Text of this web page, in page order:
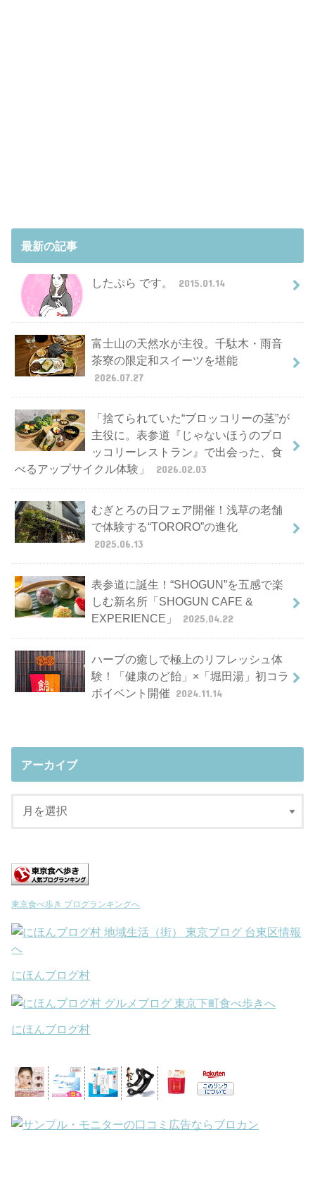
最新の記事
したぷら です。 2015.01.14
富士山の天然水が主役。千駄木・雨音
茶寮の限定和スイーツを堪能
2026.07.27
「捨てられていた“ブロッコリーの茎”が
主役に。表参道『じゃないほうのブロ
ッコリーレストラン』で出会った、食
べるアップサイクル体験」
2026.02.03
むぎとろの日フェア開催！浅草の老舗
で体験する“TORORO”の進化
2025.06.13
表参道に誕生！“SHOGUN”を五感で楽
しむ新名所「SHOGUN CAFE &
EXPERIENCE」
2025.04.22
ハーブの癒しで極上のリフレッシュ体
験！「健康のど飴」×「堀田湯」初コラ
ボイベント開催 2024.11.14
アーカイブ
東京食べ歩き ブログランキングへ
にほんブログ村
にほんブログ村